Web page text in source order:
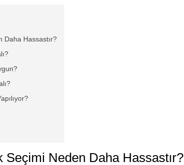
Daha Hassastır?
Seçimi Neden Daha Hassastır?